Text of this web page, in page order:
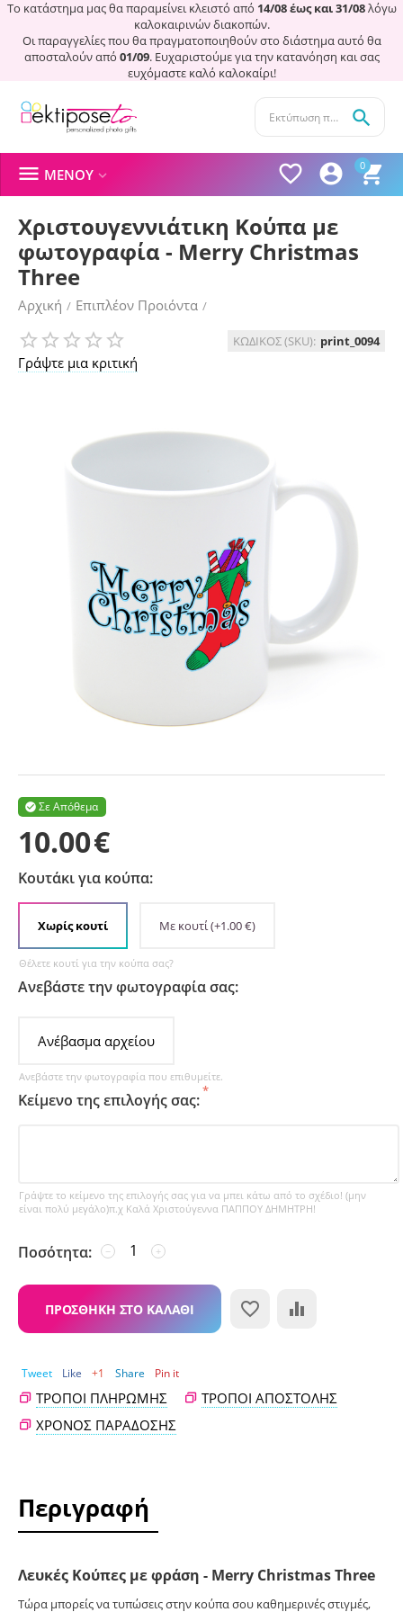
Το κατάστημα μας θα παραμείνει κλειστό από 14/08 έως και 31/08λόγω
καλοκαιρινών διακοπών.
Οι παραγγελίες που θα πραγματοποιηθούν στο διάστημα αυτό θα
αποσταλούν από 01/09. Ευχαριστούμε για την κατανόηση και σας
ευχόμαστε καλό καλοκαίρι!
0




 ΜΕΝΟΎ 
Χριστουγεννιάτικη Κούπα με
φωτογραφία - Merry Christmas
Three
Αρχική / Επιπλέον Προιόντα /
Χριστουγεννιάτικα Στολίδια
Γράψτε μια κριτική
ΚΩΔΙΚΟΣ (SKU): print_0094
Σε Απόθεμα

10.00€
Κουτάκι για κούπα:
Χωρίς κουτί Με κουτί(+1.00€)
Θέλετε κουτί για την κούπα σας?
Ανεβάστε την φωτογραφία σας:
Ανέβασμα αρχείου
Ανεβάστε την φωτογραφία που επιθυμείτε.
Κείμενο της επιλογής σας:
Γράψτε το κείμενο της επιλογής σας για να μπει κάτω από το σχέδιο! (μην
είναι πολύ μεγάλο)π.χ Καλά Χριστούγεννα ΠΑΠΠΟΥ ΔΗΜΗΤΡΗ!
Ποσότητα: +
−
ΠΡΟΣΘΉΚΗ ΣΤΟ ΚΑΛΆΘΙ
Tweet Like +1 Share Pin it
ΤΡΌΠΟΙ ΠΛΗΡΩΜΉΣ
ΤΡΌΠΟΙ ΑΠΟΣΤΟΛΉΣ
ΧΡΌΝΟΣ ΠΑΡΆΔΟΣΗΣ
Περιγραφή
Λευκές Κούπες με φράση - Merry Christmas Three
Τώρα μπορείς να τυπώσεις στην κούπα σου καθημερινές στιγμές,